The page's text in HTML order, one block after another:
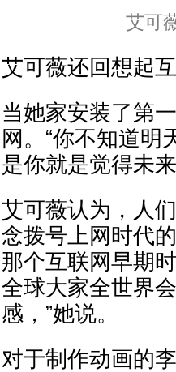
艾可
艾可薇还回想起
当她家安装了第
网。“你不知道明
是你就是觉得未
艾可薇认为，人
念拨号上网时代
那个互联网早期
全球大家全世界
感，”她说。
对于制作动画的